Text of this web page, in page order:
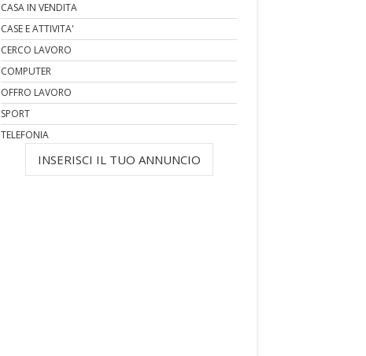
CASA IN VENDITA
CASE E ATTIVITA'
CERCO LAVORO
COMPUTER
OFFRO LAVORO
SPORT
TELEFONIA
INSERISCI IL TUO ANNUNCIO